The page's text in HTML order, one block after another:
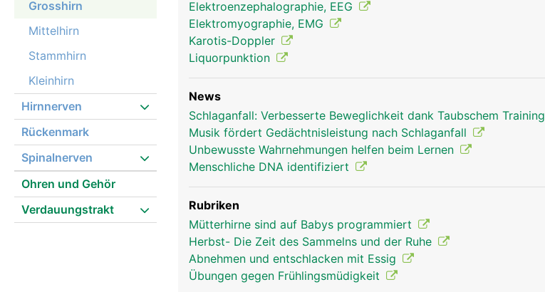
Grosshirn
Mittelhirn
Stammhirn
Kleinhirn
Hirnnerven
Rückenmark
Spinalnerven
Ohren und Gehör
Verdauungstrakt
Grosshirn Frau Grosshirn Mann
Elektroenzephalographie, EEG
Elektromyographie, EMG
Karotis-Doppler
Liquorpunktion
News
Schlaganfall: Verbesserte Beweglichkeit dank Taubschem Training
Musik fördert Gedächtnisleistung nach Schlaganfall
Unbewusste Wahrnehmungen helfen beim Lernen
Menschliche DNA identifiziert
Rubriken
Mütterhirne sind auf Babys programmiert
Herbst- Die Zeit des Sammelns und der Ruhe
Abnehmen und entschlacken mit Essig
Übungen gegen Frühlingsmüdigkeit